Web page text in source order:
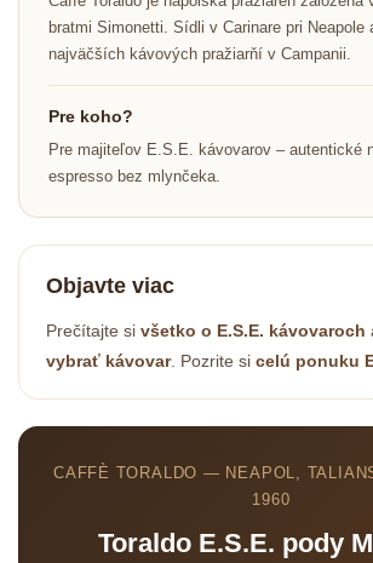
bratmi Simonetti. Sídli v Carinare pri Neapole
najväčších kávových pražiarňí v Campanii.
Pre koho?
Pre majiteľov E.S.E. kávovarov – autentické
espresso bez mlynčeka.
Objavte viac
Prečítajte si všetko o E.S.E. kávovaroch
vybrať kávovar. Pozrite si celú ponuku
CAFFÈ TORALDO — NEAPOL,
1960
Toraldo E.S.E. pody